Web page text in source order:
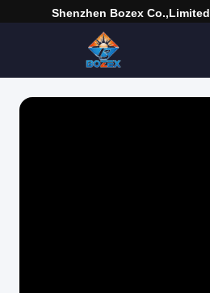
Shenzhen Bozex Co.,limited